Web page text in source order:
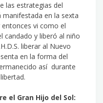
las estrategias del
en la sexta
entonces vi como el
candado y liberó al niño
liberar al Nuevo
en la forma del
así durante
el Gran Hijo del Sol: